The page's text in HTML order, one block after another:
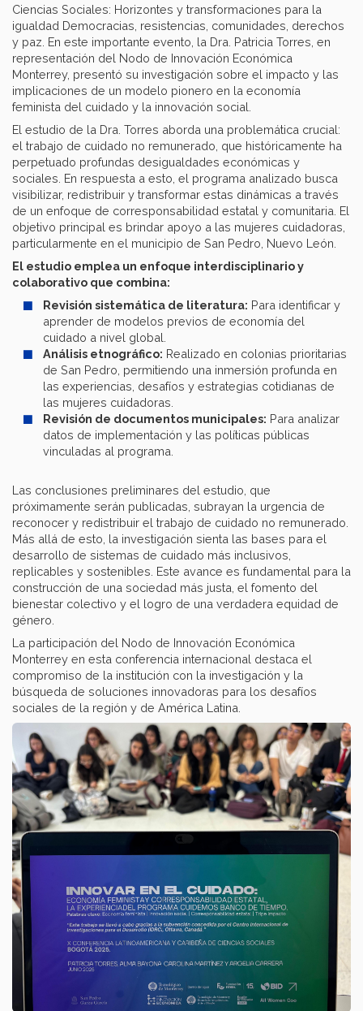
Ciencias Sociales: Horizontes y transformaciones para la
igualdad Democracias, resistencias, comunidades, derechos
y paz. En este importante evento, la Dra. Patricia Torres, en
representación del Nodo de Innovación Económica
Monterrey, presentó su investigación sobre el impacto y las
implicaciones de un modelo pionero en la economía
feminista del cuidado y la innovación social.
El estudio de la Dra. Torres aborda una problemática crucial:
el trabajo de cuidado no remunerado, que históricamente ha
perpetuado profundas desigualdades económicas y
sociales. En respuesta a esto, el programa analizado busca
visibilizar, redistribuir y transformar estas dinámicas a través
de un enfoque de corresponsabilidad estatal y comunitaria. El
objetivo principal es brindar apoyo a las mujeres cuidadoras,
particularmente en el municipio de San Pedro, Nuevo León.
El estudio emplea un enfoque interdisciplinario y
colaborativo que combina:
Revisión sistemática de literatura: Para identificar y
aprender de modelos previos de economía del
cuidado a nivel global.
Análisis etnográfico: Realizado en colonias prioritarias
de San Pedro, permitiendo una inmersión profunda en
las experiencias, desafíos y estrategias cotidianas de
las mujeres cuidadoras.
Revisión de documentos municipales: Para analizar
datos de implementación y las políticas públicas
vinculadas al programa.
Las conclusiones preliminares del estudio, que
próximamente serán publicadas, subrayan la urgencia de
reconocer y redistribuir el trabajo de cuidado no remunerado.
Más allá de esto, la investigación sienta las bases para el
desarrollo de sistemas de cuidado más inclusivos,
replicables y sostenibles. Este avance es fundamental para la
construcción de una sociedad más justa, el fomento del
bienestar colectivo y el logro de una verdadera equidad de
género.
La participación del Nodo de Innovación Económica
Monterrey en esta conferencia internacional destaca el
compromiso de la institución con la investigación y la
búsqueda de soluciones innovadoras para los desafíos
sociales de la región y de América Latina.